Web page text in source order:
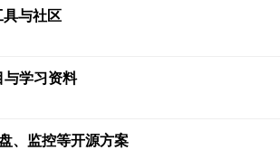
与社区
学习资料
、监控等开源方案